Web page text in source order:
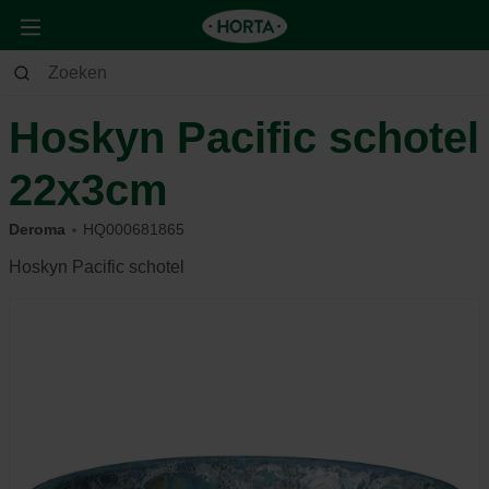
Huis & Deco
Hoskyn Pacific schotel
22x3cm
Deroma HQ000681865
Hoskyn Pacific schotel